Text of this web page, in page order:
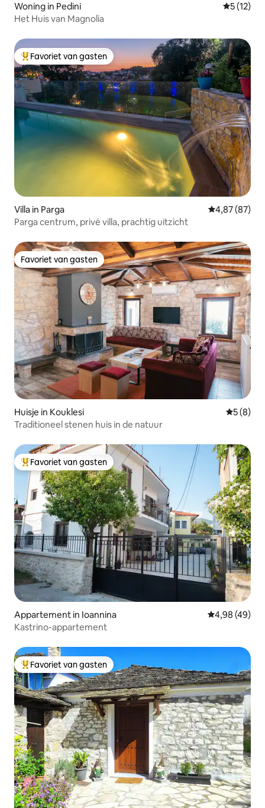
Woning in Pedini
5 (12)
Het Huis van Magnolia
Topfavoriet van gasten
Favoriet van gasten
Villa in Parga Gemiddelde
4,87 (87)
Parga centrum, privé villa, prachtig uitzicht
Favoriet van gasten
Favoriet van gasten
Huisje in Kouklesi
5 (8)
Traditioneel stenen huis in de natuur
Topfavoriet van gasten
Favoriet van gasten
Appartement in Ioannina Gemiddelde
4,98 (49)
Kastrino-appartement
Topfavoriet van gasten
Favoriet van gasten